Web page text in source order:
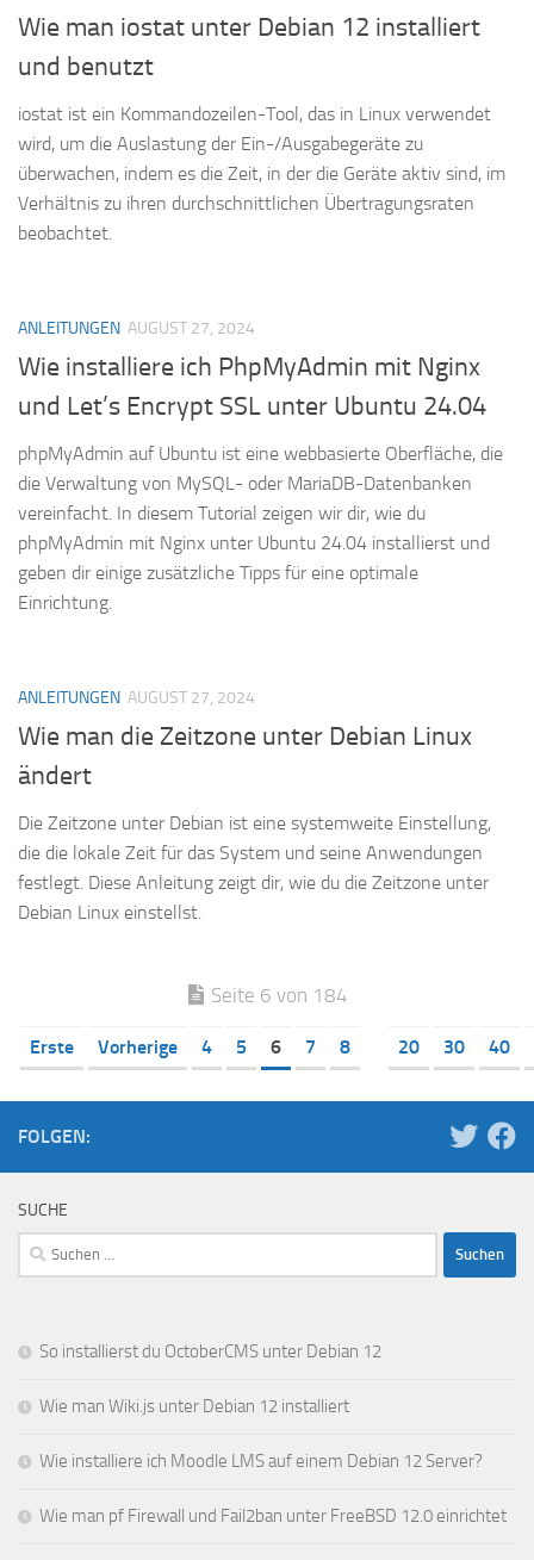
Wie man iostat unter Debian 12 installiert
und benutzt
iostat ist ein Kommandozeilen-Tool, das in Linux verwendet
wird, um die Auslastung der Ein-/Ausgabegeräte zu
überwachen, indem es die Zeit, in der die Geräte aktiv sind, im
Verhältnis zu ihren durchschnittlichen Übertragungsraten
beobachtet.
ANLEITUNGEN AUGUST 27, 2024
Wie installiere ich PhpMyAdmin mit Nginx
und Let’s Encrypt SSL unter Ubuntu 24.04
phpMyAdmin auf Ubuntu ist eine webbasierte Oberfläche, die
die Verwaltung von MySQL- oder MariaDB-Datenbanken
vereinfacht. In diesem Tutorial zeigen wir dir, wie du
phpMyAdmin mit Nginx unter Ubuntu 24.04 installierst und
geben dir einige zusätzliche Tipps für eine optimale
Einrichtung.
ANLEITUNGEN AUGUST 27, 2024
Wie man die Zeitzone unter Debian Linux
ändert
Die Zeitzone unter Debian ist eine systemweite Einstellung,
die die lokale Zeit für das System und seine Anwendungen
festlegt. Diese Anleitung zeigt dir, wie du die Zeitzone unter
Debian Linux einstellst.
Seite 6 von 184
Erste Vorherige 4 5 6 7 8 20 30 40
FOLGEN:
SUCHE
Suchen
nach:
So installierst du OctoberCMS unter Debian 12
Wie man Wiki.js unter Debian 12 installiert
Wie installiere ich Moodle LMS auf einem Debian 12 Server?
Wie man pf Firewall und Fail2ban unter FreeBSD 12.0 einrichtet